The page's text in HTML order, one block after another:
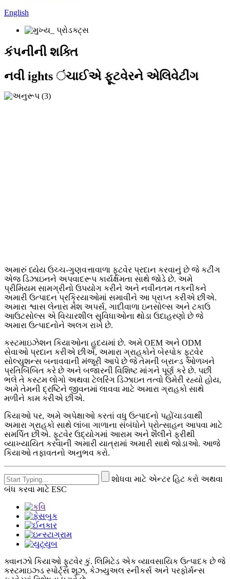
English
કંપનીની શક્તિ
નવી ights ંચાઈએ ફૂટવેરને એલિવેટીંગ
અમારું ધ્યેય ઉચ્ચ-ગુણવત્તાવાળા ફૂટવેર પ્રદાન કરવાનું છે જે કટીંગ
એજ ડિઝાઇનને અપવાદરૂપ કાર્યક્ષમતા સાથે જોડે છે. અમે
પ્રીમિયમ સામગ્રીનો ઉપયોગ કરીને અને નવીનતમ તકનીકને
અમારી ઉત્પાદન પ્રક્રિયાઓમાં સમાવીને આ પ્રાપ્ત કરીએ છીએ.
અમારા શ્વાસ લેનારા મેશ અપર્સ, ગાદીવાળા ઇનસોલ્સ અને ટકાઉ
આઉટસોલ્સ એ વિચારશીલ સુવિધાઓના થોડા ઉદાહરણો છે જે
અમારા ઉત્પાદનોને અલગ રાખે છે.
કસ્ટમાઇઝેશન કિયાઓના હૃદયમાં છે. અમે OEM અને ODM
સેવાઓ પ્રદાન કરીએ છીએ, અમારા ગ્રાહકોને બેસ્પોક ફૂટવેર
સોલ્યુશન્સ બનાવવાની મંજૂરી આપે છે જે તેમની બ્રાન્ડ ઓળખને
પ્રતિબિંબિત કરે છે અને બજારની વિશિષ્ટ માંગને પૂર્ણ કરે છે. પછી
ભલે તે કસ્ટમ લોગો અથવા ટેલરિંગ ડિઝાઇન તત્વો ઉમેરી રહ્યો હોય,
અમે તેમની દ્રષ્ટિને જીવનમાં લાવવા માટે અમારા ગ્રાહકો સાથે
મળીને કામ કરીએ છીએ.
કિયાઓ પર, અમે અપેક્ષાઓ કરતાં વધુ ઉત્પાદનો પહોંચાડવાથી
અમારા ગ્રાહકો સાથે લાંબા ગાળાના સંબંધોને પ્રોત્સાહન આપવા માટે
સમર્પિત છીએ. ફૂટવેર ઉદ્યોગમાં આરામ અને શૈલીને ફરીથી
વ્યાખ્યાયિત કરવાની અમારી યાત્રામાં અમારી સાથે જોડાઓ. આજે
કિયાઓ તફાવતનો અનુભવ કરો.
શોધવા માટે એન્ટર હિટ કરો અથવા
બંધ કરવા માટે ESC
ક્વાનઝો કિયાઓ ફુટવેર કું. લિમિટેડ એક વ્યાવસાયિક ઉત્પાદક છે જે
કસ્ટમાઇઝ્ડ સ્પોર્ટ્સ શૂઝ, કેઝ્યુઅલ સ્નીકર્સ અને પરફોર્મન્સ